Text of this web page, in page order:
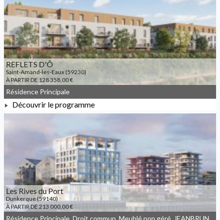
À PARTIR DE 205 000,00 €
REFLETS D'Ô
Saint-Amand-les-Eaux (59230)
À PARTIR DE 128 358,00 €
À PARTIR DE 128 358,00 €
Résidence Principale
Découvrir le programme
Les Rives du Port
Dunkerque (59140)
À PARTIR DE 213 000,00 €